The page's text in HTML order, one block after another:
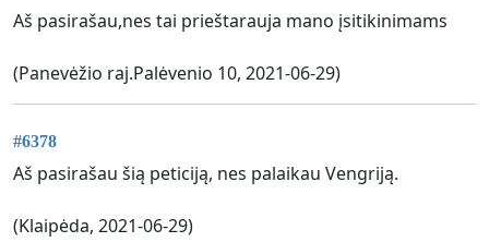
Aš pasirašau,nes tai prieštarauja mano įsitikinimams
(Panevėžio raj.Palėvenio 10, 2021-06-29)
#6378
Aš pasirašau šią peticiją, nes palaikau Vengriją.
(Klaipėda, 2021-06-29)